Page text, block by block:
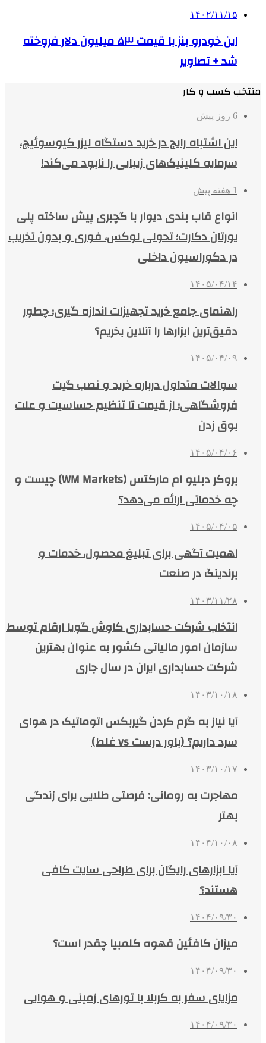
۱۴۰۲/۱۱/۱۵
این خودرو بنز با قیمت ۵٣ میلیون دلار فروخته
شد + تصاویر
منتخب کسب و کار
6 روز پیش
این اشتباه رایج در خرید دستگاه لیزر کیوسوئیچ،
سرمایه کلینیک‌های زیبایی را نابود می‌کند!
1 هفته پیش
انواع قاب بندی دیوار با گچبری پیش ساخته پلی
یورتان دکارت؛ تحولی لوکس، فوری و بدون تخریب
در دکوراسیون داخلی
۱۴۰۵/۰۴/۱۴
راهنمای جامع خرید تجهیزات اندازه گیری؛ چطور
دقیق‌ترین ابزارها را آنلاین بخریم؟
۱۴۰۵/۰۴/۰۹
سوالات متداول درباره خرید و نصب گیت
فروشگاهی؛ از قیمت تا تنظیم حساسیت و علت
بوق زدن
۱۴۰۵/۰۴/۰۶
بروکر دبلیو ام مارکتس (WM Markets) چیست و
چه خدماتی ارائه می‌دهد؟
۱۴۰۵/۰۴/۰۵
اهمیت آگهی برای تبلیغ محصول، خدمات و
برندینگ در صنعت
۱۴۰۳/۱۱/۲۸
انتخاب شرکت حسابداری کاوش گویا ارقام توسط
سازمان امور مالیاتی کشور به عنوان بهترین
شرکت حسابداری ایران در سال جاری
۱۴۰۳/۱۰/۱۸
آیا نیاز به گرم کردن گیربکس اتوماتیک در هوای
سرد داریم؟ (باور درست vs غلط)
۱۴۰۳/۱۰/۱۷
مهاجرت به رومانی: فرصتی طلایی برای زندگی
بهتر
۱۴۰۴/۱۰/۰۸
آیا ابزارهای رایگان برای طراحی سایت کافی
هستند؟
۱۴۰۴/۰۹/۳۰
میزان کافئین قهوه کلمبیا چقدر است؟
۱۴۰۴/۰۹/۳۰
مزایای سفر به کربلا با تورهای زمینی و هوایی
۱۴۰۴/۰۹/۳۰